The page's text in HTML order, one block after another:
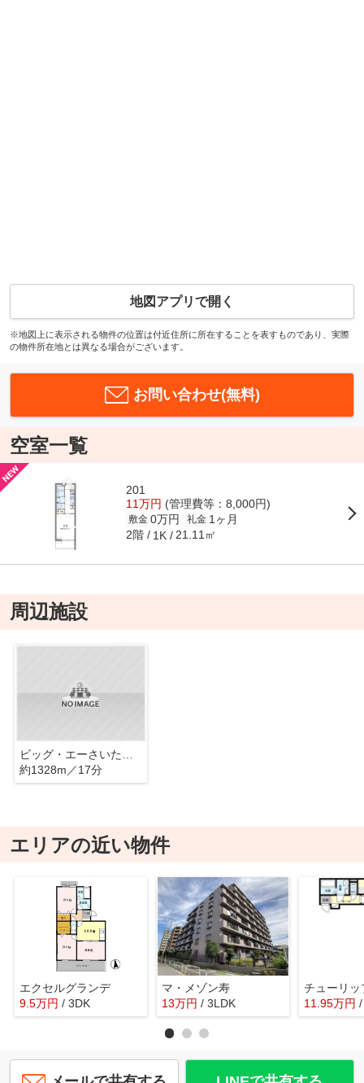
地図アプリで開く
※地図上に表示される物件の位置は付近住所に所在することを表すものであり、実際
の物件所在地とは異なる場合がございます。
お問い合わせ(無料)
空室一覧
201
11万円 (管理費等：8,000円)
敷金 0万円 礼金 1ヶ月
2階 1K 21.11㎡
周辺施設
ビッグ・エーさいたま田島店
約1328m／17分
エリアの近い物件
エクセルグランデ
9.5万円 / 3DK
マ・メゾン寿
13万円 / 3LDK
チューリ
11.95万円